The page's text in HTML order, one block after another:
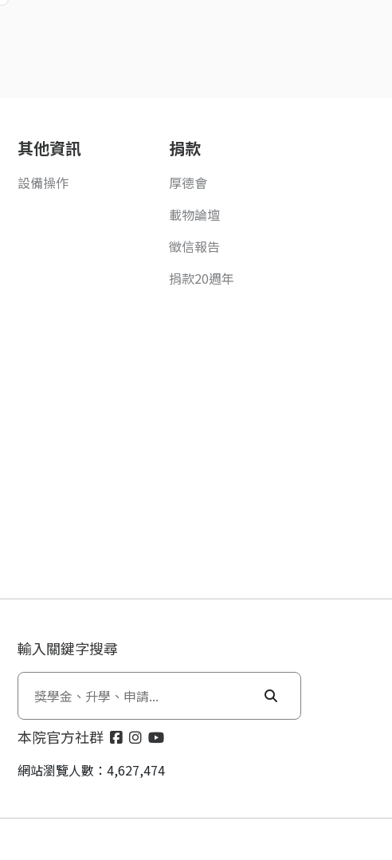
其他資訊
設備操作
捐款
厚德會
載物論壇
徵信報告
捐款20週年
輸入關鍵字搜尋
本院官方社群
網站瀏覽人數：4,627,474